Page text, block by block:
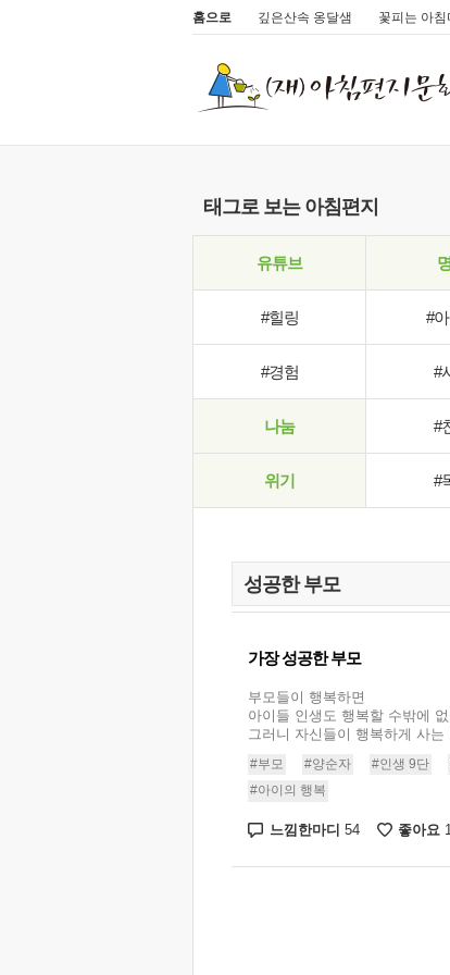
홈으로 깊은산속 옹달샘 꽃피는 아침
태그로 보는 아침편지
유튜브
#힐링 #
#경험 #
나눔 #
위기 #
가장 성공한 부모
부모들이 행복하면
아이들 인생도 행복할 수밖에
그러니 자신들이 행복하게 사는
#부모 #양순자 #인생 9단
#아이의 행복
느낌한마디 54 좋아요 1